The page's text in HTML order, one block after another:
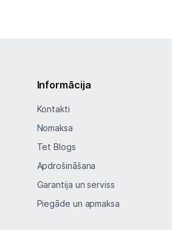
Informācija
Kontakti
Nomaksa
Tet Blogs
Apdrošināšana
Garantija un serviss
Piegāde un apmaksa